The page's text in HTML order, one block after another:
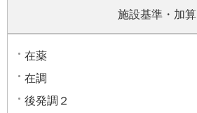
施設基準・加算
在薬
在調
後発調２